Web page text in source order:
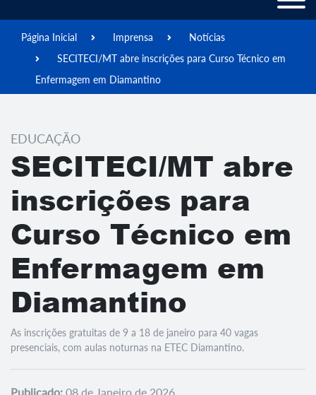
Página Inicial Imprensa
Notícias
SECITECI/MT abre inscrições para Curso Técnico em
Enfermagem em Diamantino
EDUCAÇÃO
SECITECI/MT abre
inscrições para
Curso Técnico em
Enfermagem em
Diamantino
As inscrições gratuitas de 9 a 18 de janeiro para 40 vagas
presenciais, com aulas noturnas na ETEC Diamantino.
Publicado: 08 de Janeiro de 2026